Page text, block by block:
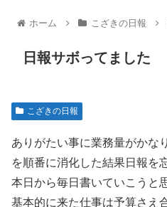
ホーム こざきの日報
日報サボってました
こざきの日報
ありがたい事に業務量がかな
を順番に消化した結果日報を
本日から毎日書いていこうと
基本的に来た仕事は予算さえ